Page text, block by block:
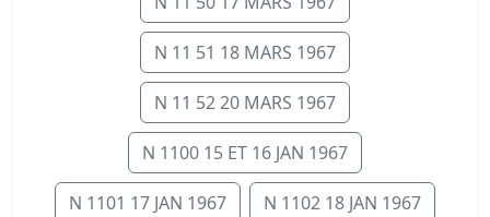
N 11 51 18 MARS 1967
N 11 52 20 MARS 1967
N 1100 15 ET 16 JAN 1967
N 1101 17 JAN 1967 N 1102 18 JAN 1967